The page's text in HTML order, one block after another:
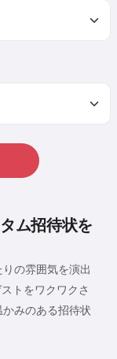
ム招待状を
の雰囲気を演出
トをワクワクさ
みのある招待状